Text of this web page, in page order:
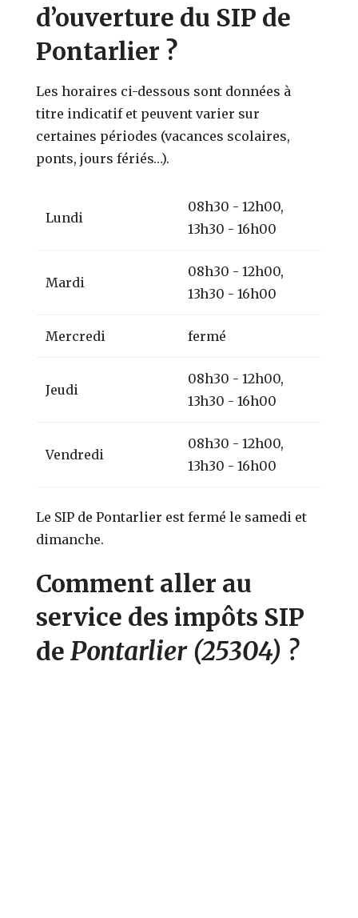
d’ouverture du SIP de
Pontarlier ?
Les horaires ci-dessous sont données à
titre indicatif et peuvent varier sur
certaines périodes (vacances scolaires,
ponts, jours fériés…).
Lundi
08h30 - 12h00,
13h30 - 16h00
Mardi
08h30 - 12h00,
13h30 - 16h00
Mercredi fermé
Jeudi
08h30 - 12h00,
13h30 - 16h00
Vendredi
08h30 - 12h00,
13h30 - 16h00
Le SIP de Pontarlier est fermé le samedi et
dimanche.
Comment aller au
service des impôts SIP
dePontarlier (25304) ?